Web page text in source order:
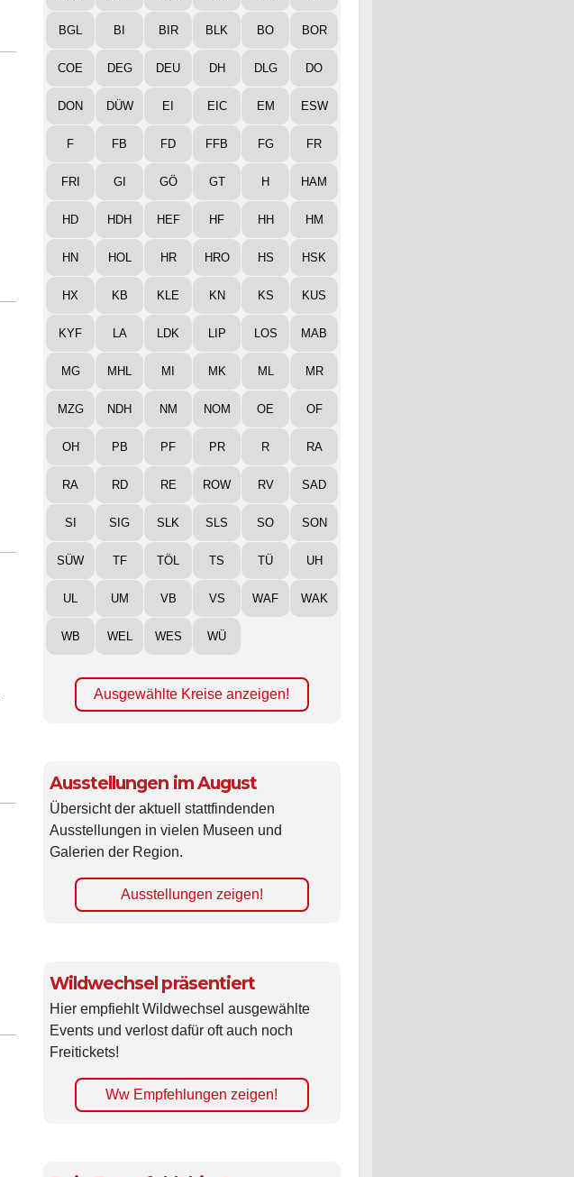
BGL BI BIR BLK BO BOR
COE DEG DEU DH DLG DO
DON DÜW EI EIC EM ESW
F FB FD FFB FG FR
FRI GI GÖ GT H HAM
HD HDH HEF HF HH HM
HN HOL HR HRO HS HSK
HX KB KLE KN KS KUS
KYF LA LDK LIP LOS MAB
MG MHL MI MK ML MR
MZG NDH NM NOM OE OF
OH PB PF PR R RA
RA RD RE ROW RV SAD
SI SIG SLK SLS SO SON
SÜW TF TÖL TS TÜ UH
UL UM VB VS WAF WAK
WB WEL WES WÜ
Ausgewählte Kreise anzeigen!
Ausstellungen im August
Übersicht der aktuell stattfindenden
Ausstellungen in vielen Museen und
Galerien der Region.
Ausstellungen zeigen!
Wildwechsel präsentiert
Hier empfiehlt Wildwechsel ausgewählte
Events und verlost dafür oft auch noch
Freitickets!
Ww Empfehlungen zeigen!